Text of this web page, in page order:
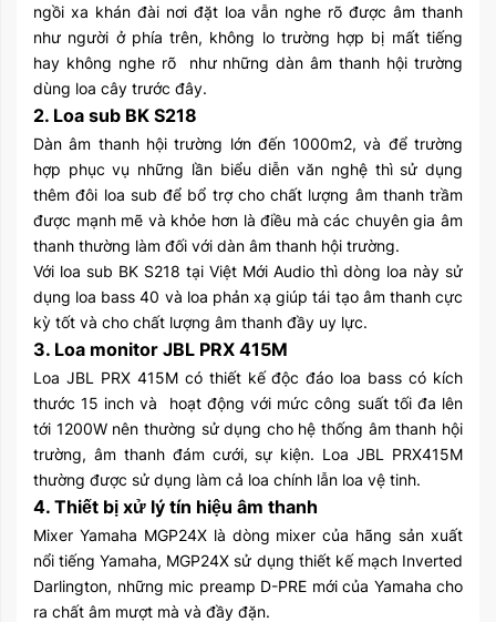
ngồi xa khán đài nơi đặt loa vẫn nghe rõ được âm thanh
như người ở phía trên, không lo trường hợp bị mất tiếng
hay không nghe rõ như những dàn âm thanh hội trường
dùng loa cây trước đây.
2. Loa sub BK S218
Dàn âm thanh hội trường lớn đến 1000m2, và để trường
hợp phục vụ những lần biểu diễn văn nghệ thì sử dụng
thêm đôi loa sub để bổ trợ cho chất lượng âm thanh trầm
được mạnh mẽ và khỏe hơn là điều mà các chuyên gia âm
thanh thường làm đối với dàn âm thanh hội trường.
Với loa sub BK S218 tại Việt Mới Audio thì dòng loa này sử
dụng loa bass 40 và loa phản xạ giúp tái tạo âm thanh cực
kỳ tốt và cho chất lượng âm thanh đầy uy lực.
3. Loa monitor JBL PRX 415M
Loa JBL PRX 415M có thiết kế độc đáo loa bass có kích
thước 15 inch và hoạt động với mức công suất tối đa lên
tới 1200W nên thường sử dụng cho hệ thống âm thanh hội
trường, âm thanh đám cưới, sự kiện. Loa JBL PRX415M
thường được sử dụng làm cả loa chính lẫn loa vệ tinh.
4. Thiết bị xử lý tín hiệu âm thanh
Mixer Yamaha MGP24X là dòng mixer của hãng sản xuất
nổi tiếng Yamaha, MGP24X sử dụng thiết kế mạch Inverted
Darlington, những mic preamp D-PRE mới của Yamaha cho
ra chất âm mượt mà và đầy đặn.